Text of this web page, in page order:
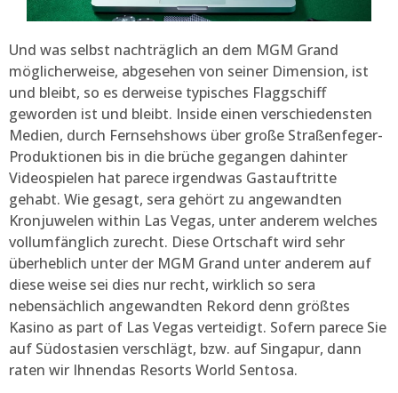
Und was selbst nachträglich an dem MGM Grand
möglicherweise, abgesehen von seiner Dimension, ist
und bleibt, so es derweise typisches Flaggschiff
geworden ist und bleibt. Inside einen verschiedensten
Medien, durch Fernsehshows über große Straßenfeger-
Produktionen bis in die brüche gegangen dahinter
Videospielen hat parece irgendwas Gastauftritte
gehabt. Wie gesagt, sera gehört zu angewandten
Kronjuwelen within Las Vegas, unter anderem welches
vollumfänglich zurecht. Diese Ortschaft wird sehr
überheblich unter der MGM Grand unter anderem auf
diese weise sei dies nur recht, wirklich so sera
nebensächlich angewandten Rekord denn größtes
Kasino as part of Las Vegas verteidigt. Sofern parece Sie
auf Südostasien verschlägt, bzw. auf Singapur, dann
raten wir Ihnendas Resorts World Sentosa.